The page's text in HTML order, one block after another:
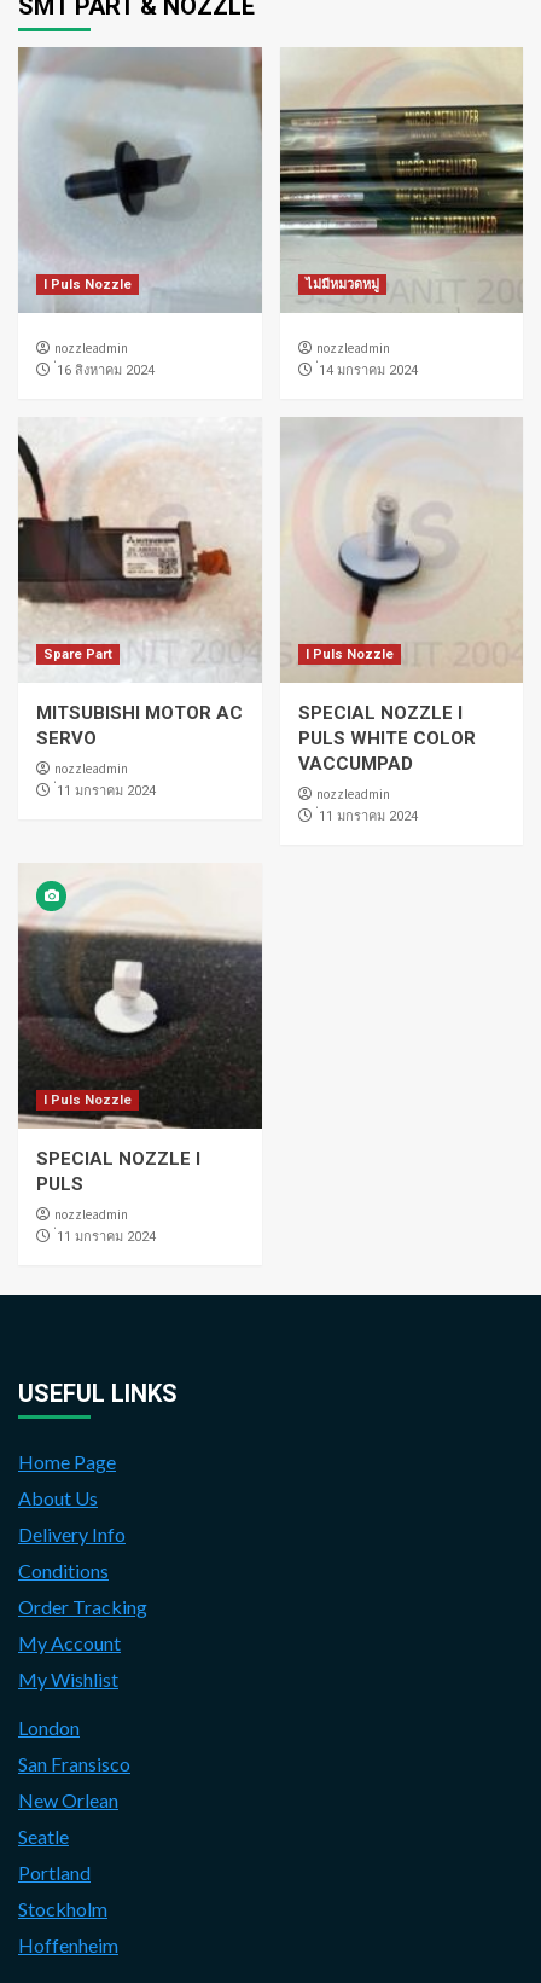
I Puls Nozzle
nozzleadmin
่16 สิงหาคม 2024
ไม่มีหมวดหมู่
nozzleadmin
่14 มกราคม 2024
Spare Part
MITSUBISHI MOTOR AC
SERVO
nozzleadmin
่11 มกราคม 2024
I Puls Nozzle
SPECIAL NOZZLE I
PULS WHITE COLOR
VACCUMPAD
nozzleadmin
่11 มกราคม 2024
I Puls Nozzle
SPECIAL NOZZLE I
PULS
nozzleadmin
่11 มกราคม 2024
USEFUL LINKS
Home Page
About Us
Delivery Info
Conditions
Order Tracking
My Account
My Wishlist
London
San Fransisco
New Orlean
Seatle
Portland
Stockholm
Hoffenheim